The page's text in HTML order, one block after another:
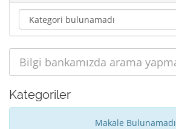
Kategoriler
Makale Bulunamadı